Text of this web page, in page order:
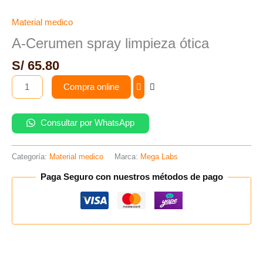
Material medico
A-Cerumen spray limpieza ótica
S/ 65.80
Compra online
Consultar por WhatsApp
Categoría: Material medico Marca: Mega Labs
Paga Seguro con nuestros métodos de pago